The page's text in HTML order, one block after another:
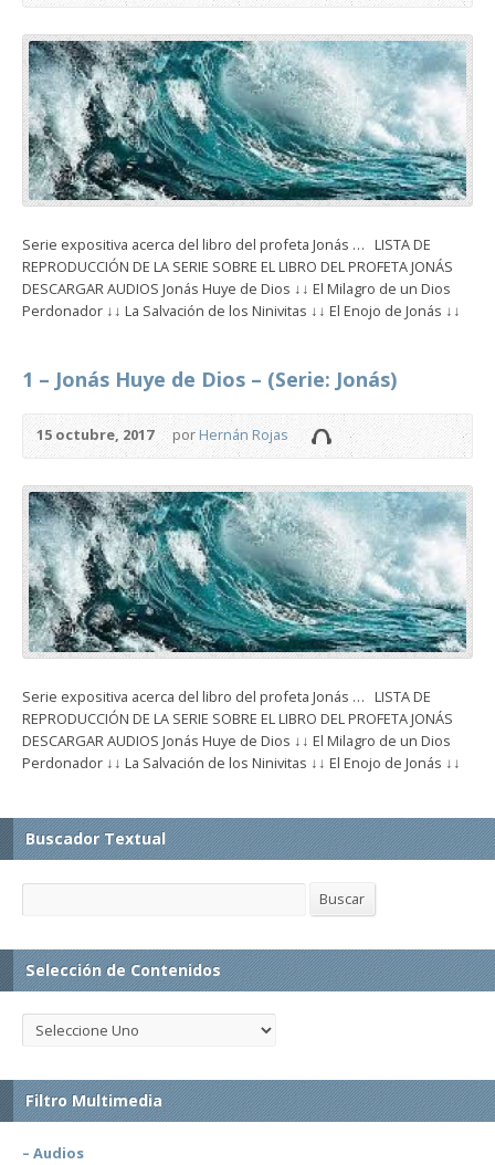
Serie expositiva acerca del libro del profeta Jonás … LISTA DE
REPRODUCCIÓN DE LA SERIE SOBRE EL LIBRO DEL PROFETA JONÁS
DESCARGAR AUDIOS Jonás Huye de Dios ↓↓ El Milagro de un Dios
Perdonador ↓↓ La Salvación de los Ninivitas ↓↓ El Enojo de Jonás ↓↓
1 – Jonás Huye de Dios – (Serie: Jonás)
15 octubre, 2017 porHernán Rojas
Serie expositiva acerca del libro del profeta Jonás … LISTA DE
REPRODUCCIÓN DE LA SERIE SOBRE EL LIBRO DEL PROFETA JONÁS
DESCARGAR AUDIOS Jonás Huye de Dios ↓↓ El Milagro de un Dios
Perdonador ↓↓ La Salvación de los Ninivitas ↓↓ El Enojo de Jonás ↓↓
Buscador Textual
Buscar
Selección de Contenidos
Filtro Multimedia
– Audios